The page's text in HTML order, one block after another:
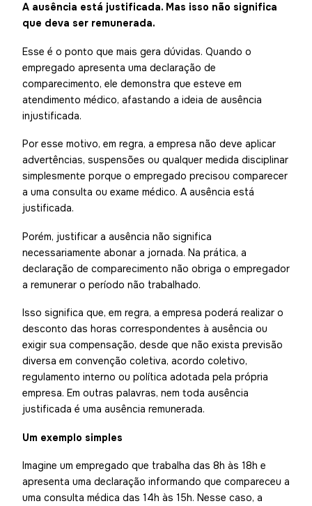
A ausência está justificada. Mas isso não significa
que deva ser remunerada.
Esse é o ponto que mais gera dúvidas. Quando o
empregado apresenta uma declaração de
comparecimento, ele demonstra que esteve em
atendimento médico, afastando a ideia de ausência
injustificada.
Por esse motivo, em regra, a empresa não deve aplicar
advertências, suspensões ou qualquer medida disciplinar
simplesmente porque o empregado precisou comparecer
a uma consulta ou exame médico. A ausência está
justificada.
Porém, justificar a ausência não significa
necessariamente abonar a jornada. Na prática, a
declaração de comparecimento não obriga o empregador
a remunerar o período não trabalhado.
Isso significa que, em regra, a empresa poderá realizar o
desconto das horas correspondentes à ausência ou
exigir sua compensação, desde que não exista previsão
diversa em convenção coletiva, acordo coletivo,
regulamento interno ou política adotada pela própria
empresa. Em outras palavras, nem toda ausência
justificada é uma ausência remunerada.
Um exemplo simples
Imagine um empregado que trabalha das 8h às 18h e
apresenta uma declaração informando que compareceu a
uma consulta médica das 14h às 15h. Nesse caso, a